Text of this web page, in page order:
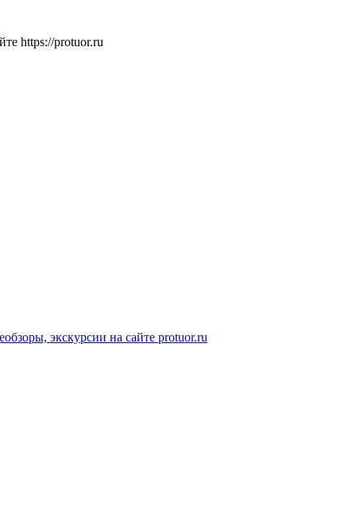
https://protuor.ru
экскурсии на сайте protuor.ru